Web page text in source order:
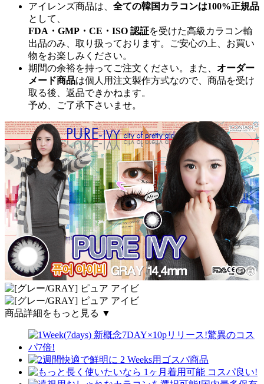
アイレンズ商品は、 全ての韓国カラコンは100%正規品
として、
FDA・GMP・CE・ISO 認証を受けた高級カラコン輸
出品のみ、取り扱っております。ご安心の上、お買い
物をお楽しみください。
期間の余裕を持ってご注文ください。また、 オーダー
メード商品は個人用注文製作方式なので、商品を受け
取る後、返品できかねます。
予め、ご了承下さいませ。
商品詳細をもっと見る ▼